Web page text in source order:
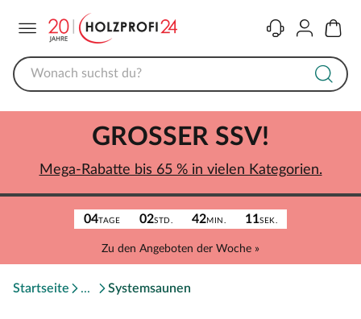
KontaktKonto
04TAGE 02STD. 42MIN. 11SEK.
Zu den Angeboten der Woche »
GROSSER SSV!
Mega-Rabatte bis 65 % in vielen Kategorien.
Startseite Systemsaunen